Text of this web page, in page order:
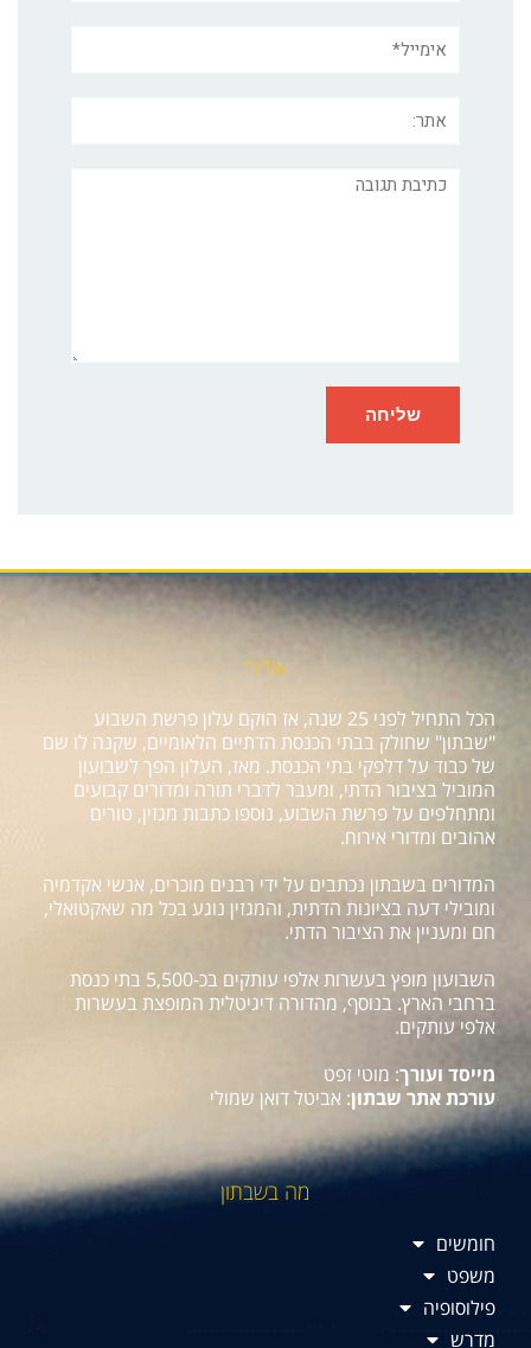
תגובה
אודות
הכל התחיל לפני 25 שנה, אז הוקם עלון פרשת השבוע
"שבתון" שחולק בבתי הכנסת הדתיים הלאומיים, שקנה לו שם
של כבוד על דלפקי בתי הכנסת. מאז, העלון הפך לשבועון
המוביל בציבור הדתי, ומעבר לדברי תורה ומדורים קבועים
ומתחלפים על פרשת השבוע, נוספו כתבות מגזין, טורים
אהובים ומדורי אירוח.
המדורים בשבתון נכתבים על ידי רבנים מוכרים, אנשי אקדמיה
ומובילי דעה בציונות הדתית, והמגזין נוגע בכל מה שאקטואלי,
חם ומעניין את הציבור הדתי.
השבועון מופץ בעשרות אלפי עותקים בכ-5,500 בתי כנסת
ברחבי הארץ. בנוסף, מהדורה דיגיטלית המופצת בעשרות
אלפי עותקים.
מייסד ועורך: מוטי זפט
עורכת אתר שבתון: אביטל דואן שמולי
מה בשבתון
חומשים
משפט
פילוסופיה
מדרש